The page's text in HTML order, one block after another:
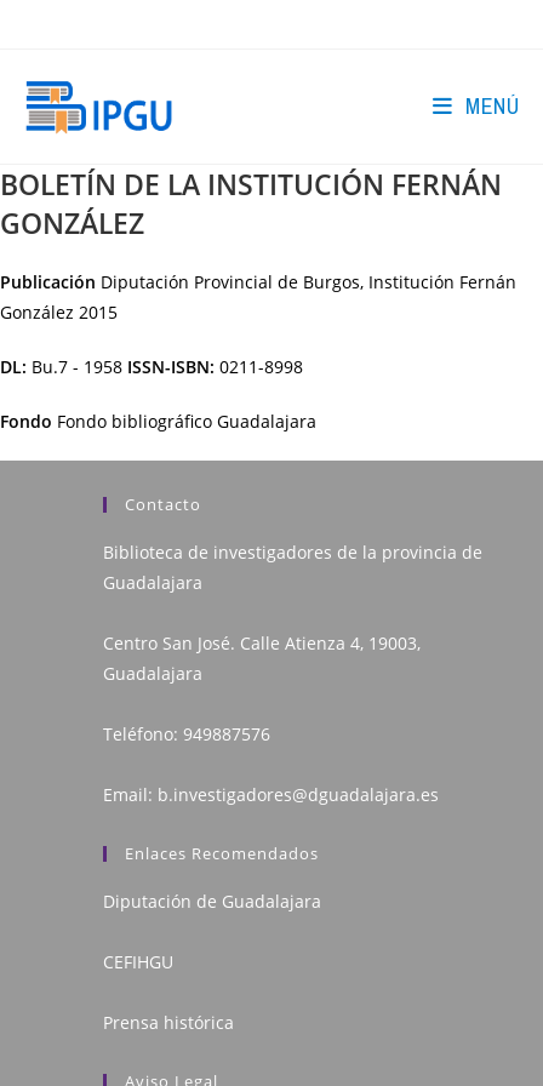
MENÚ
BOLETÍN DE LA INSTITUCIÓN FERNÁN
GONZÁLEZ
Publicación Diputación Provincial de Burgos, Institución Fernán
González 2015
DL: Bu.7 - 1958 ISSN-ISBN: 0211-8998
Fondo Fondo bibliográfico Guadalajara
Contacto
Biblioteca de investigadores de la provincia de
Guadalajara
Centro San José. Calle Atienza 4, 19003,
Guadalajara
Teléfono: 949887576
Email: b.investigadores@dguadalajara.es
Enlaces Recomendados
Diputación de Guadalajara
CEFIHGU
Prensa histórica
Aviso Legal